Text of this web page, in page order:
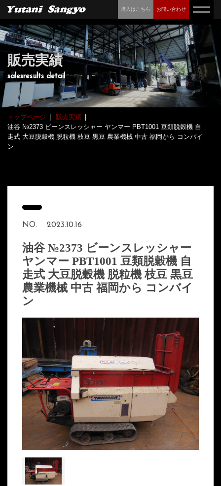
購入はこちら お問い合わせ
販売実績
salesresults detail
トップページ
販売実績
油谷 №2373 ビーンスレッシャー ヤンマー PBT1001 豆類脱穀機 自
走式 大豆脱穀機 脱粒機 枝豆 黒豆 農業機械 中古 福岡から コンバイ
ン
NO. 2023.10.16
油谷 №2373 ビーンスレッシャー
ヤンマー PBT1001 豆類脱穀機 自
走式 大豆脱穀機 脱粒機 枝豆 黒豆
農業機械 中古 福岡から コンバイ
ン